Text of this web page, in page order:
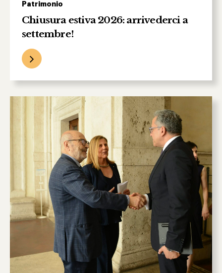
Patrimonio
Chiusura estiva 2026: arrivederci a
settembre!